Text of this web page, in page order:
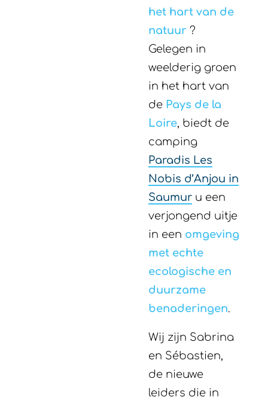
het hart van de
natuur ?
Gelegen in
weelderig groen
in het hart van
de Pays de la
Loire, biedt de
camping
Paradis Les
Nobis d’Anjou in
Saumur u een
verjongend uitje
in een omgeving
met echte
ecologische en
duurzame
benaderingen.
Wij zijn Sabrina
en Sébastien,
de nieuwe
leiders die in